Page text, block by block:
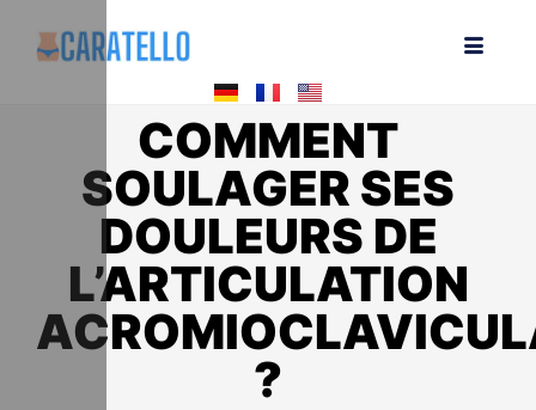
COMMENT
SOULAGER SES
DOULEURS DE
L’ARTICULATION
?